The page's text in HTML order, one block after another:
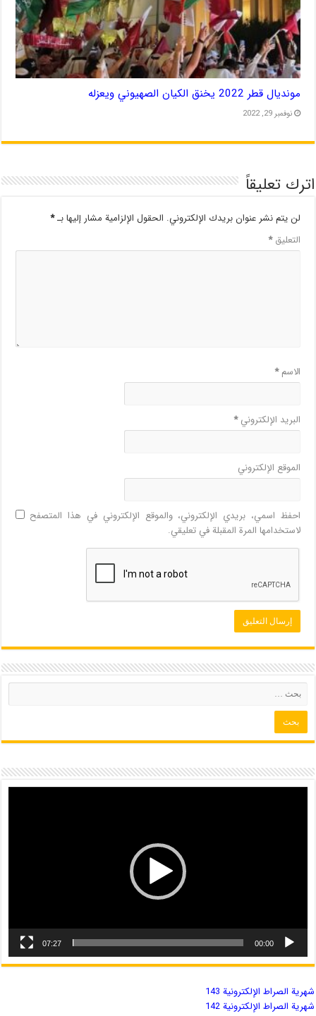
مونديال قطر 2022 يخنق الكيان الصهيوني ويعزله
نوفمبر 29, 2022
اترك تعليقاً
لن يتم نشر عنوان بريدك الإلكتروني. الحقول الإلزامية مشار إليها بـ*
التعليق*
الاسم*
البريد الإلكتروني*
الموقع الإلكتروني
احفظ اسمي، بريدي الإلكتروني، والموقع الإلكتروني في هذا المتصفح
لاستخدامها المرة المقبلة في تعليقي.
00:00
07:27
شهریة الصراط الإلكترونية 143
شهریة الصراط الإلكترونية 142